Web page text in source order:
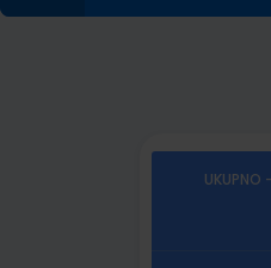
UKUPNO